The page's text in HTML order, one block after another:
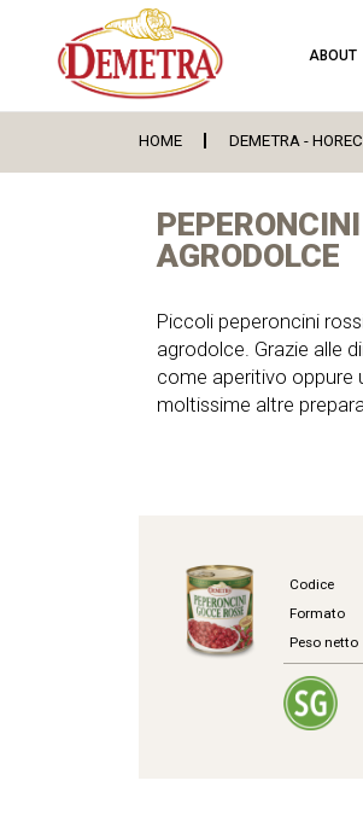
ABOUT
HOME DEMETRA -
AGRODOLCE
Piccoli peperoncini
agrodolce. Grazie alle
come aperitivo oppure
moltissime altre
Codice
Formato
Peso netto